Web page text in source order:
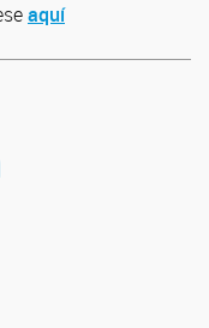
aquí
en LinkedIn